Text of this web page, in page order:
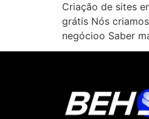
Criação de sites
grátis Nós
negócioo Saber